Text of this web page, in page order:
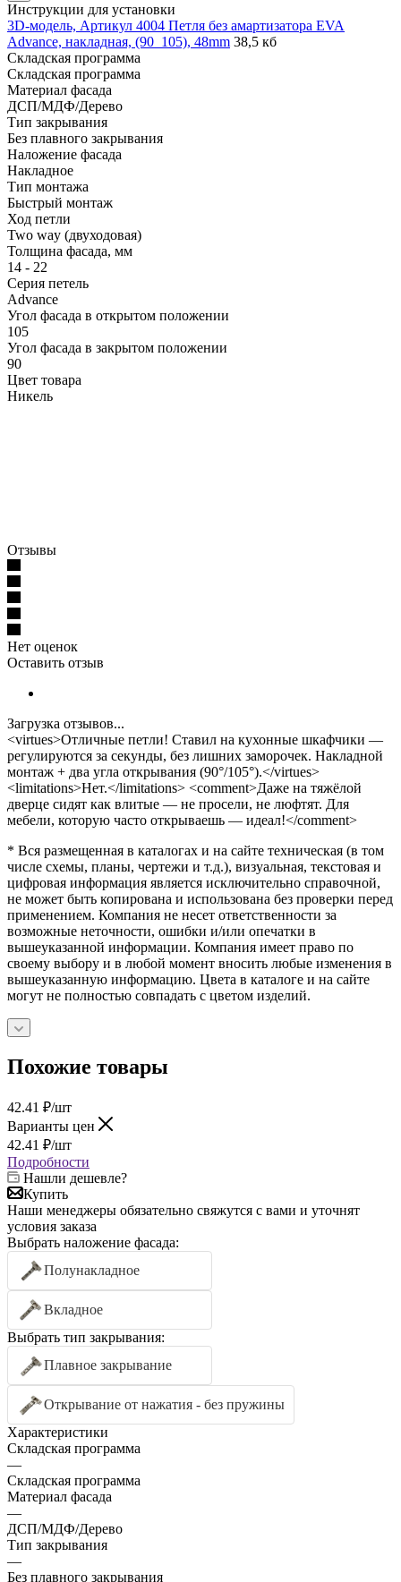
Инструкции для установки
3D-модель, Артикул 4004 Петля без амартизатора EVA
Advance, накладная, (90_105), 48mm 38,5 кб
Складская программа
Складская программа
Материал фасада
ДСП/МДФ/Дерево
Тип закрывания
Без плавного закрывания
Наложение фасада
Накладное
Тип монтажа
Быстрый монтаж
Ход петли
Two way (двуходовая)
Толщина фасада, мм
14 - 22
Серия петель
Advance
Угол фасада в открытом положении
105
Угол фасада в закрытом положении
90
Цвет товара
Никель
Отзывы
Нет оценок
Оставить отзыв
Загрузка отзывов...
<virtues>Отличные петли! Ставил на кухонные шкафчики —
регулируются за секунды, без лишних заморочек. Накладной
монтаж + два угла открывания (90°/105°).</virtues>
<limitations>Нет.</limitations> <comment>Даже на тяжёлой
дверце сидят как влитые — не просели, не люфтят. Для
мебели, которую часто открываешь — идеал!</comment>
* Вся размещенная в каталогах и на сайте техническая (в том
числе схемы, планы, чертежи и т.д.), визуальная, текстовая и
цифровая информация является исключительно справочной,
не может быть копирована и использована без проверки перед
применением. Компания не несет ответственности за
возможные неточности, ошибки и/или опечатки в
вышеуказанной информации. Компания имеет право по
своему выбору и в любой момент вносить любые изменения в
вышеуказанную информацию. Цвета в каталоге и на сайте
могут не полностью совпадать с цветом изделий.
Похожие товары
42.41 ₽/шт
Варианты цен
42.41 ₽/шт
Подробности
Нашли дешевле?
Купить
Наши менеджеры обязательно свяжутся с вами и уточнят
условия заказа
Выбрать наложение фасада:
Полунакладное
Вкладное
Выбрать тип закрывания:
Плавное закрывание
Открывание от нажатия - без пружины
Характеристики
Складская программа
—
Складская программа
Материал фасада
—
ДСП/МДФ/Дерево
Тип закрывания
—
Без плавного закрывания